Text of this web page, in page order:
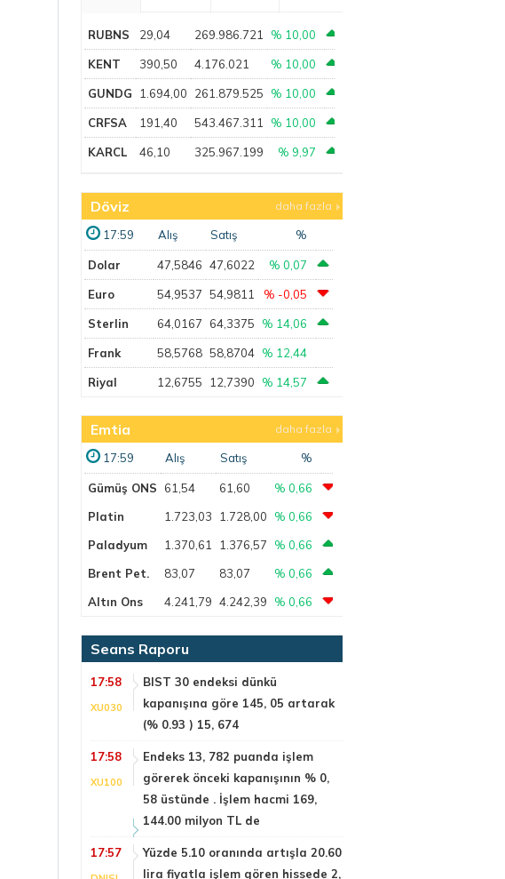
RUBNS 29,04 269.986.721 % 10,00
KENT 390,50 4.176.021 % 10,00
GUNDG 1.694,00 261.879.525 % 10,00
CRFSA 191,40 543.467.311 % 10,00
KARCL 46,10 325.967.199 % 9,97
Döviz daha fazla
17:59 Alış Satış %
Dolar 47,5846 47,6022 % 0,07
Euro 54,9537 54,9811 % -0,05
Sterlin 64,0167 64,3375 % 14,06
Frank 58,5768 58,8704 % 12,44
Riyal 12,6755 12,7390 % 14,57
Emtia daha fazla
17:59 Alış Satış %
Gümüş ONS 61,54 61,60
% 0,66
Platin
1.723,03 1.728,00
% 0,66
Paladyum
1.370,61 1.376,57
% 0,66
Brent Pet.
83,07 83,07
% 0,66
Altın Ons
4.241,79 4.242,39 % 0,66
Seans Raporu
17:58
XU030
BIST 30 endeksi dünkü
kapanışına göre 145, 05 artarak
(% 0.93 ) 15, 674
17:58
XU100
Endeks 13, 782 puanda işlem
görerek önceki kapanışının % 0,
58 üstünde . İşlem hacmi 169,
144.00 milyon TL de
17:57
Yüzde 5.10 oranında artışla 20.60
lira fiyatla işlem gören hissede 2,